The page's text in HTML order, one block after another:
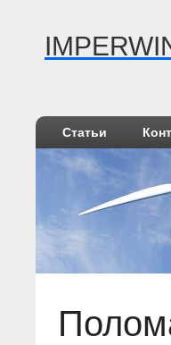
Статьи